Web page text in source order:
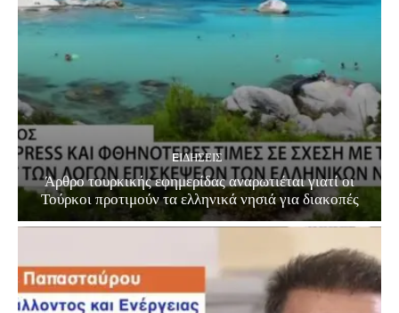
EΙΔΗΣΕΙΣ
Άρθρο τουρκικής εφημερίδας αναρωτιέται γιατί οι
Τούρκοι προτιμούν τα ελληνικά νησιά για διακοπές